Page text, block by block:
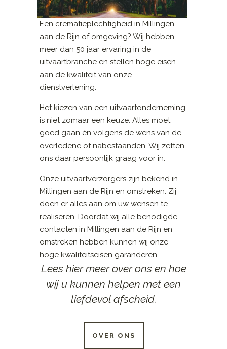
Een crematieplechtigheid in Millingen
aan de Rijn of omgeving? Wij hebben
meer dan 50 jaar ervaring in de
uitvaartbranche en stellen hoge eisen
aan de kwaliteit van onze
dienstverlening.
Het kiezen van een uitvaartonderneming
is niet zomaar een keuze. Alles moet
goed gaan én volgens de wens van de
overledene of nabestaanden. Wij zetten
ons daar persoonlijk graag voor in.
Onze uitvaartverzorgers zijn bekend in
Millingen aan de Rijn en omstreken. Zij
doen er alles aan om uw wensen te
realiseren. Doordat wij alle benodigde
contacten in Millingen aan de Rijn en
omstreken hebben kunnen wij onze
hoge kwaliteitseisen garanderen.
Lees hier meer over ons en hoe
wij u kunnen helpen met een
liefdevol afscheid.
OVER ONS